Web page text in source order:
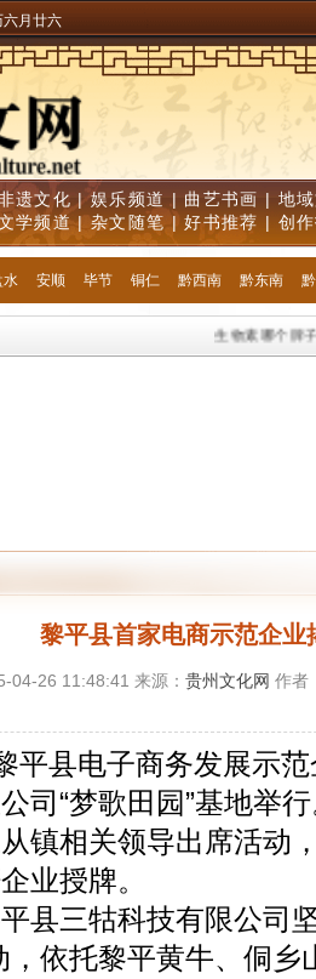
六月廿六
遗文化 |娱乐频道 | 曲艺书画 | 地
学频道|杂文随笔 |好书推荐 | 创
水 安顺 毕节 铜仁 黔西南 黔东南
生物素哪个牌
黎平县首家电商示范企业
04-26 11:48:41 来源： 贵州文化网 作者
县电子商务发展示范
司“梦歌田园”基地举
镇相关领导出席活动
业授牌。
三牯科技有限公司坚
，依托黎平黄牛、侗乡